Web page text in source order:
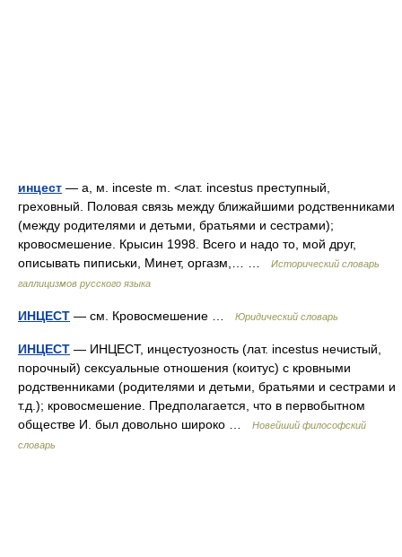
инцест — а, м. inceste m. <лат. incestus преступный,
греховный. Половая связь между ближайшими родственниками
(между родителями и детьми, братьями и сестрами);
кровосмешение. Крысин 1998. Всего и надо то, мой друг,
описывать пиписьки, Минет, оргазм,… …
Исторический словарь
галлицизмов русского языка
ИНЦЕСТ — см. Кровосмешение … Юридический словарь
ИНЦЕСТ — ИНЦЕСТ, инцестуозность (лат. incestus нечистый,
порочный) сексуальные отношения (коитус) с кровными
родственниками (родителями и детьми, братьями и сестрами и
т.д.); кровосмешение. Предполагается, что в первобытном
обществе И. был довольно широко …
Новейший философский
словарь